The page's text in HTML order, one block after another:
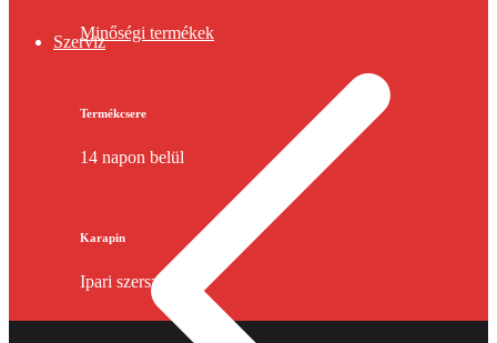
SzervizMinőségi termékek
Termékcsere
14 napon belül
Karapin
Ipari szerszámok